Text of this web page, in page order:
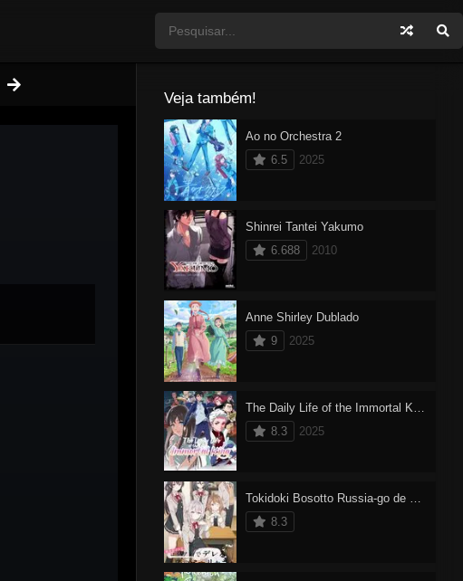
Veja também!
Ao no Orchestra 2
6.5
2025
Shinrei Tantei Yakumo
6.688
2010
Anne Shirley Dublado
9
2025
The Daily Life of the Immortal King 5
8.3
2025
Tokidoki Bosotto Russia-go de Dereru Tonari no Alya-san Dublado
8.3